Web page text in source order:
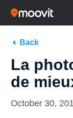
Back
La
de
October 30,